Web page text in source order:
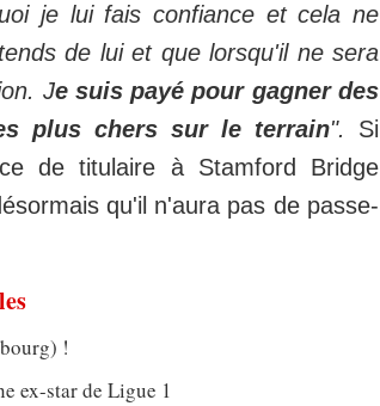
je lui fais confiance et cela ne
de lui et que lorsqu'il ne sera
Je suis payé pour gagner des
plus chers sur le terrain". Si
de titulaire à Stamford Bridge
qu'il n'aura pas de passe-
!
ex-star de Ligue 1